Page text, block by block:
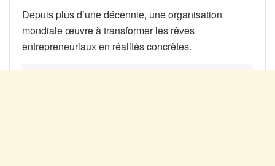
Depuis plus d’une décennie, une organisation
mondiale œuvre à transformer les rêves
entrepreneuriaux en réalités concrètes.